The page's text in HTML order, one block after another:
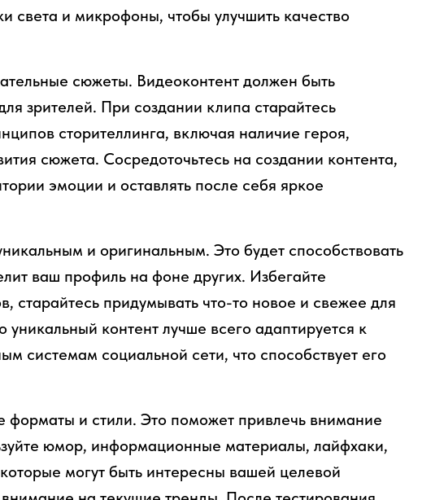
света и микрофоны, чтобы улучшить качество
сюжеты. Видеоконтент должен быть
зрителей. При создании клипа старайтесь
сторителлинга, включая наличие героя,
сюжета. Сосредоточьтесь на создании контента,
эмоции и оставлять после себя яркое
и оригинальным. Это будет способствовать
ваш профиль на фоне других. Избегайте
старайтесь придумывать что-то новое и свежее для
контент лучше всего адаптируется к
системам социальной сети, что способствует его
форматы и стили. Это поможет привлечь внимание
юмор, информационные материалы, лайфхаки,
могут быть интересны вашей целевой